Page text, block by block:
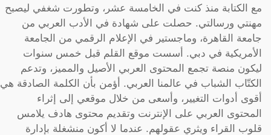
مع الكتابة منذ كنت في الخامسة عشر، وتطورت شغفي ليصبح
مهنتي ورسالتي. حصلت على شهادة في الأدب العربي من
جامعة القاهرة، وماجستير في الإعلام الرقمي من الجامعة
الأمريكية في دبي. أسست موقع القلم قبل خمس سنوات
ليكون منصة تجمع المحتوى العربي الأصيل والمميز، وتدعم
الكتّاب الشباب في عالمنا العربي. أؤمن بأن الكلمة الصادقة هي
أقوى أدوات التغيير، وأسعى من خلال موقعي إلى إثراء
المحتوى العربي على الإنترنت وتقديم محتوى هادف يلامس
قلوب القراء ويثري عقولهم. عندما لا أكون منشغلة بإدارة